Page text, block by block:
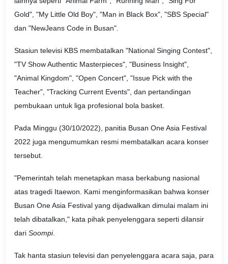
Gold", "My Little Old Boy", "Man in Black Box", "SBS Special"
dan "NewJeans Code in Busan".
Stasiun televisi KBS membatalkan "National Singing Contest",
"TV Show Authentic Masterpieces", "Business Insight",
"Animal Kingdom", "Open Concert", "Issue Pick with the
Teacher", "Tracking Current Events", dan pertandingan
pembukaan untuk liga profesional bola basket.
Pada Minggu (30/10/2022), panitia Busan One Asia Festival
2022 juga mengumumkan resmi membatalkan acara konser
tersebut.
"Pemerintah telah menetapkan masa berkabung nasional
atas tragedi Itaewon. Kami menginformasikan bahwa konser
Busan One Asia Festival yang dijadwalkan dimulai malam ini
telah dibatalkan," kata pihak penyelenggara seperti dilansir
dari Soompi.
Tak hanta stasiun televisi dan penyelenggara acara saja, para